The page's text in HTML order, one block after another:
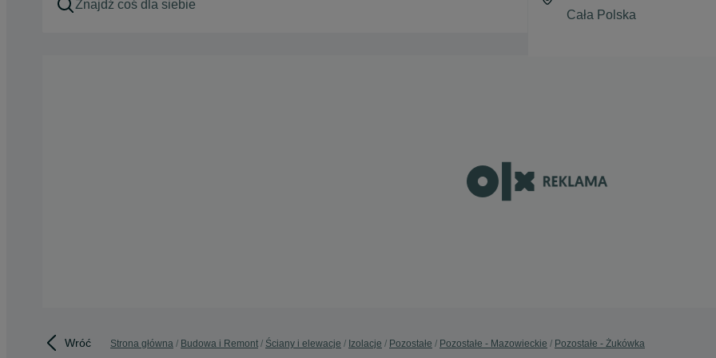
Wróć Strona główna Budowa i Remont Ściany i elewacje Izolacje Pozostałe Pozostałe - Mazowieckie Pozostałe - Żukówka